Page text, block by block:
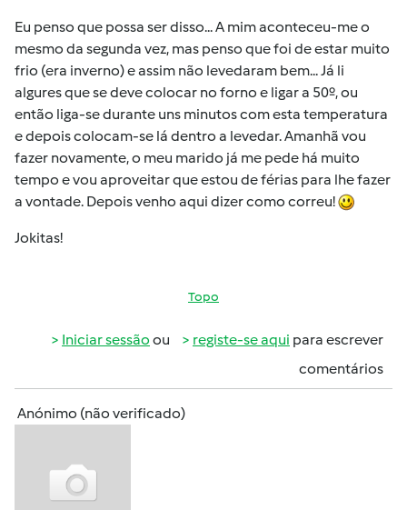
Eu penso que possa ser disso... A mim aconteceu-me o
mesmo da segunda vez, mas penso que foi de estar muito
frio (era inverno) e assim não levedaram bem... Já li
algures que se deve colocar no forno e ligar a 50º, ou
então liga-se durante uns minutos com esta temperatura
e depois colocam-se lá dentro a levedar. Amanhã vou
fazer novamente, o meu marido já me pede há muito
tempo e vou aproveitar que estou de férias para lhe fazer
a vontade. Depois venho aqui dizer como correu!
Jokitas!
Topo
Iniciar sessão ou registe-se aqui para escrever
comentários
Anónimo (não verificado)